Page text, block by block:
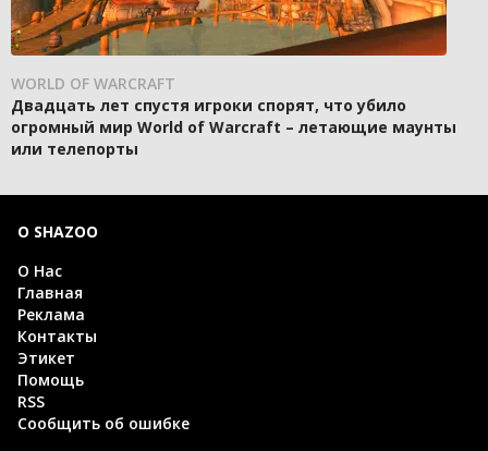
WORLD OF WARCRAFT
Двадцать лет спустя игроки спорят, что убило
огромный мир World of Warcraft – летающие маунты
или телепорты
О SHAZOO
О Нас
Главная
Реклама
Контакты
Этикет
Помощь
RSS
Сообщить об ошибке